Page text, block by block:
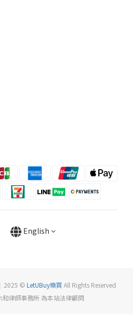
English
© LetUBuy樂買 All Rights Reserved
律師事務所 為本站法律顧問